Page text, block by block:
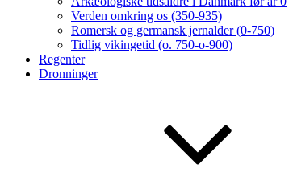
Verden omkring os (350-935)
Romersk og germansk jernalder (0-750)
Tidlig vikingetid (o. 750-o-900)
Regenter
Dronninger